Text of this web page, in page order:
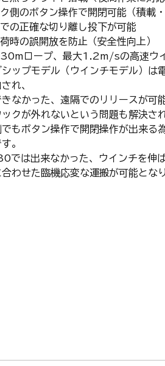
側のボタン操作で開閉可能（積載
の正確な切り離し投下が可能
時の誤開放を防止（安全性向上）
ロープ、最大1.2m/sの高速ウ
シップモデル（ウインチモデル）は
れ、
なかった、遠隔でのリリースが可
クが外れないという問題も解決さ
でもボタン操作で開閉操作が出来る
。
では出来なかった、ウインチを伸
合わせた臨機応変な運搬が可能とな